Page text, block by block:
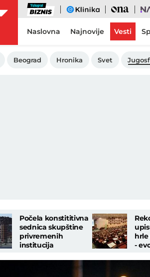
Biznis eKlinika Ona
Naslovna Najnovije Vesti
Beograd Hronika Svet
Počela konstititivna
sednica skupštine
privremenih
institucija
Prištini
hrle
-